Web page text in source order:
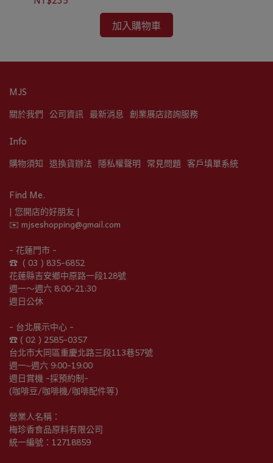
加入購物車
MJS
關於我們 公司資訊 最新消息 創業展店諮詢服務
Info
購物須知 退換貨辦法 隱私權聲明 常見問題 客戶填單系統
Find Me.
| 您開店的好朋友 |
✉️ mjseshopping@gmail.com
- 花蓮門市 -
☎︎  ( 03 ) 835-6852
花蓮縣吉安鄉中原路一段128號
週一～週六 8:00-21:30
週日公休
- 台北展示中心 -
☎︎ ( 02 ) 2585-0357
台北市大同區重慶北路三段113巷57號
週一~週六 9:00-19:00
週日賞機 -採預約制-
(咖啡豆/咖啡機/咖啡配件等)
營業人名稱：
梅珍香食品原料有限公司
統一編號：12718859